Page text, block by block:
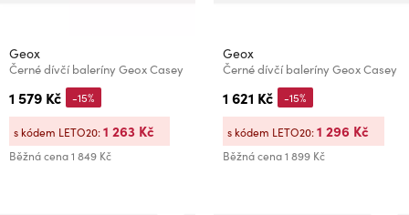
Geox
Černé dívčí baleríny Geox Casey
1 579 Kč
Běžná cena1 849 Kč
-15%
s kódem LETO20:1 263 Kč
Geox
Černé dívčí baleríny Geox Casey
1 621 Kč
Běžná cena1 899 Kč
-15%
s kódem LETO20:1 296 Kč